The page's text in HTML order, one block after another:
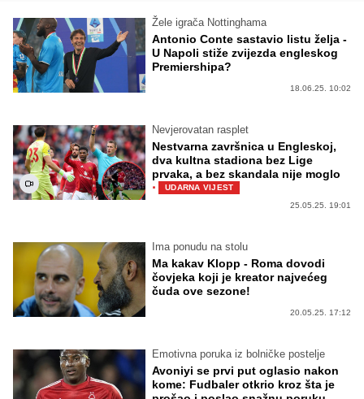
Žele igrača Nottinghama
Antonio Conte sastavio listu želja -
U Napoli stiže zvijezda engleskog
Premiershipa?
18.06.25. 10:02
Nevjerovatan rasplet
Nestvarna završnica u Engleskoj,
dva kultna stadiona bez Lige
prvaka, a bez skandala nije moglo
·
UDARNA VIJEST
25.05.25. 19:01
Ima ponudu na stolu
Ma kakav Klopp - Roma dovodi
čovjeka koji je kreator najvećeg
čuda ove sezone!
20.05.25. 17:12
Emotivna poruka iz bolničke postelje
Avoniyi se prvi put oglasio nakon
kome: Fudbaler otkrio kroz šta je